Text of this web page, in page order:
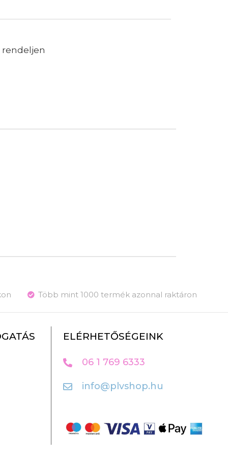
rendeljen
Több mint 1000 termék azonnal raktáron
ELÉRHETŐSÉGEINK
06 1 769 6333
info@plvshop.hu